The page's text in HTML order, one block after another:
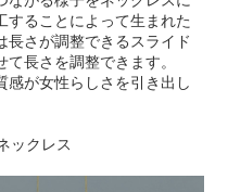
することによって生まれた
長さが調整できるスライド
長さを調整できます。
感が女性らしさを引き出し
ックレス